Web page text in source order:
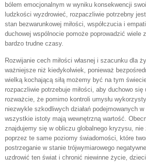
bólem emocjonalnym w wyniku konsekwencji
ludzkości wyzdrowieć, rozpaczliwie potrzebny
stan bezwarunkowej miłości, współczucia i
duchowej wspólnocie pomoże poprowadzić wiele
bardzo trudne czasy.
Rozwijanie cech miłości własnej i szacunku dla
ważniejsze niż kiedykolwiek, ponieważ
wielką kochającą siłą możemy być na tym
rozpaczliwie potrzebuje miłości, aby duchowo się
rozważcie, że pomimo kontroli umysłu
niezwykle szkodliwych działań podejmowanych
wszystkie istoty mają wewnętrzną wartość.
znajdujemy się w obliczu globalnego kryzysu, nie
poprzez te same poziomy świadomości, które
postrzeganie w stanie trójwymiarowego
uzdrowić ten świat i chronić niewinne życie,